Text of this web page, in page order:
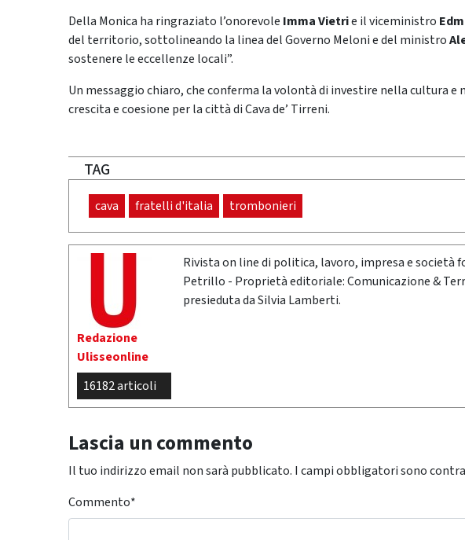
Della Monica ha ringraziato l’onorevole Imma Vietrie il viceministro
del territorio, sottolineando la linea del Governo Meloni e del ministro
sostenere le eccellenze locali”.
Un messaggio chiaro, che conferma la volontà di investire nella cultura
crescita e coesione per la città di Cava de’ Tirreni.
TAG
cava fratelli d'italia trombonieri
Redazione
Ulisseonline
16182 articoli
Rivista on line di politica, lavoro, impresa e società
Petrillo - Proprietà editoriale: Comunicazione &
presieduta da Silvia Lamberti.
Lascia un commento
Il tuo indirizzo email non sarà pubblicato. I campi obbligatori sono
Commento*